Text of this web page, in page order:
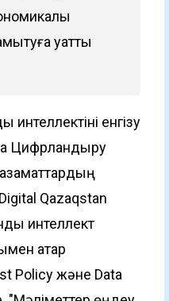
қуатты
енгізу
Цифрландыру
Digital Qazaqstan
интеллект
қатар
Policy және Data